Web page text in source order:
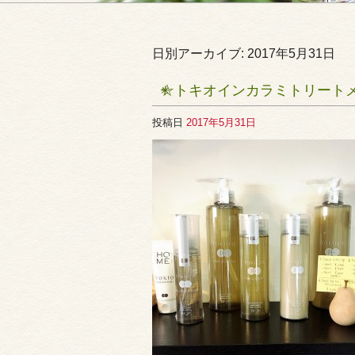
日別アーカイブ: 2017年5月31日
☆トキオインカラミトリート
投稿日 2017年5月31日